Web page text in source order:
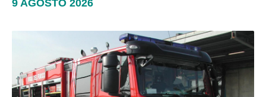
9 AGOSTO 2026